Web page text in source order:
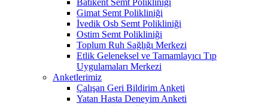
Gimat Semt Polikliniği
İvedik Osb Semt Polikliniği
Ostim Semt Polikliniği
Toplum Ruh Sağlığı Merkezi
Etlik Geleneksel ve Tamamlayıcı Tıp
Uygulamaları Merkezi
Anketlerimiz
Çalışan Geri Bildirim Anketi
Yatan Hasta Deneyim Anketi